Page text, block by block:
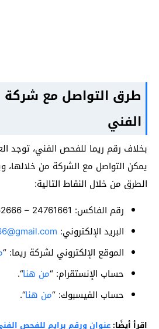
طرق التواصل مع شركة
الفني
بخلاف رقم ريما للفحص الفني، توجد
يمكن التواصل مع الشركة من
الطرق من خلال النقاط التالية:
رقم الفاكس: 24761661 – 24762666.
البريد الإلكتروني:
الموقع الإلكتروني لشركة ريما: “
حساب الإنستقرام: “من هنا“.
حساب الفيسبوك: “من هنا“.
اقرأ أيضًا: عنوان ورقم برايم للفحص